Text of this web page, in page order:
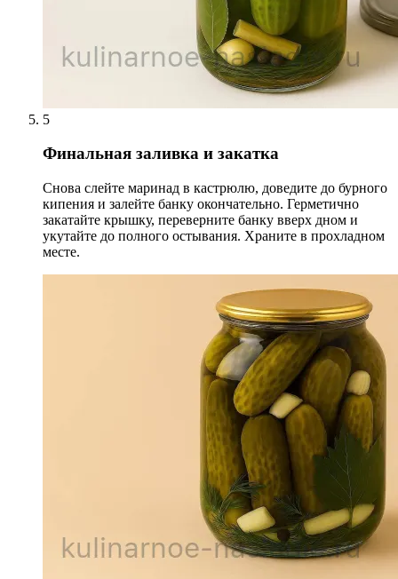
5
Финальная заливка и закатка
Снова слейте маринад в кастрюлю, доведите до бурного
кипения и залейте банку окончательно. Герметично
закатайте крышку, переверните банку вверх дном и
укутайте до полного остывания. Храните в прохладном
месте.